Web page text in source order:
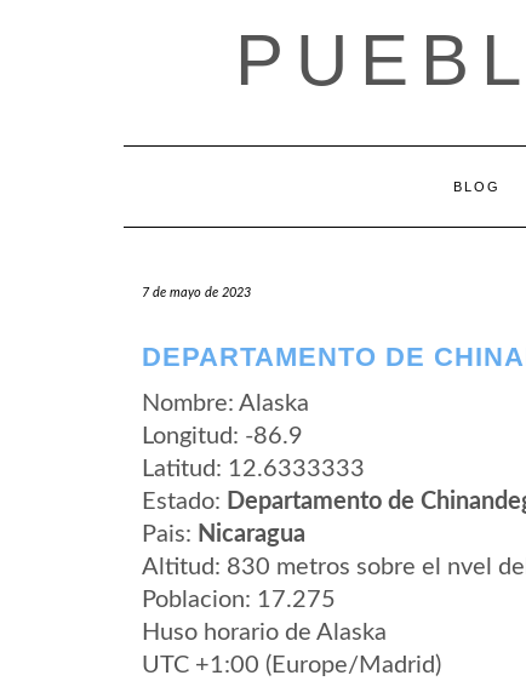
BLOG
7 de mayo de 2023
DEPARTAMENTO DE
Nombre: Alaska
Longitud: -86.9
Latitud: 12.6333333
Estado: Departamento de
Pais: Nicaragua
Altitud: 830 metros sobre el nvel
Poblacion: 17.275
Huso horario de Alaska
UTC +1:00 (Europe/Madrid)